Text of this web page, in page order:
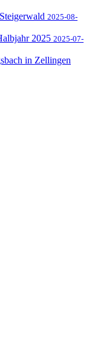
2025-08-
2025 2025-07-
in Zellingen